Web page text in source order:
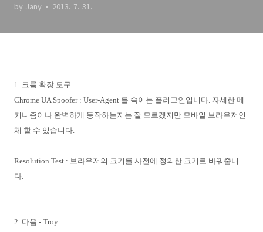
by Jany 2013. 7. 31.
1. 크롬 확장 도구
Chrome UA Spoofer : User-Agent 를 속이는 플러그인입니다. 자세한 메
커니즘이나 완벽하게 동작하는지는 잘 모르겠지만 모바일 브라우저인
체 할 수 있습니다.
Resolution Test : 브라우저의 크기를 사전에 정의한 크기로 바꿔줍니
다.
2. 다음 - Troy